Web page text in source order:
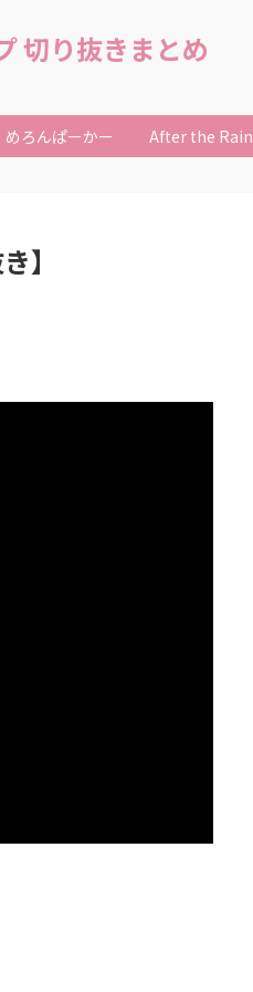
切り抜きまとめ
めろんぱーかー After the Rain
】